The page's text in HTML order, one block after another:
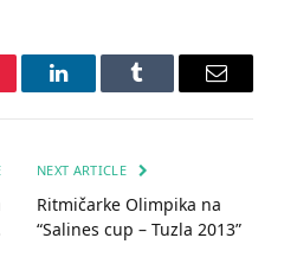
LinkedInTumblr Email
NEXT ARTICLE
Ritmičarke Olimpika na
“Salines cup – Tuzla 2013”